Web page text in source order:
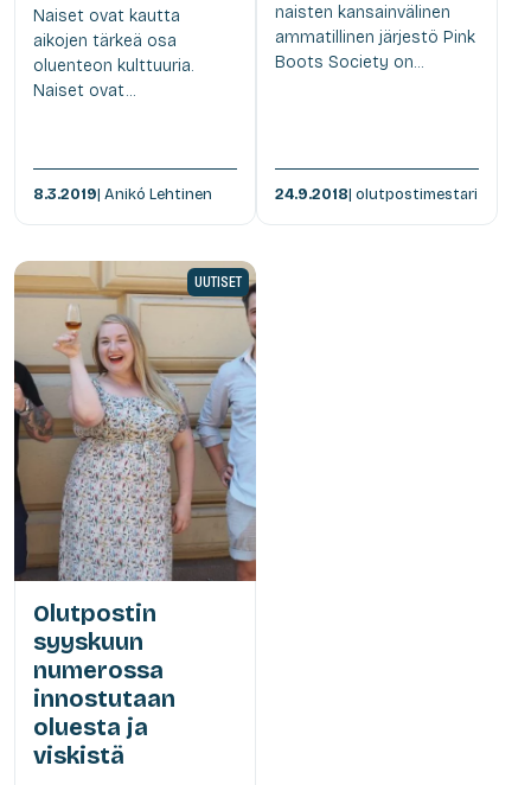
Naiset ovat kautta
aikojen tärkeä osa
oluenteon kulttuuria.
Naiset ovat...
8.3.2019| Anikó Lehtinen
naisten kansainvälinen
ammatillinen järjestö Pink
Boots Society on...
24.9.2018| olutpostimestari
UUTISET
Olutpostin
syyskuun
numerossa
innostutaan
oluesta ja
viskistä